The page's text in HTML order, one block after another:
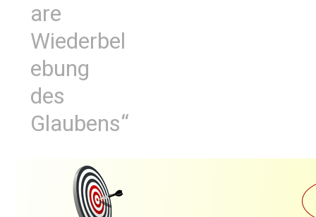
are
Wiederbel
ebung
des
Glaubens“